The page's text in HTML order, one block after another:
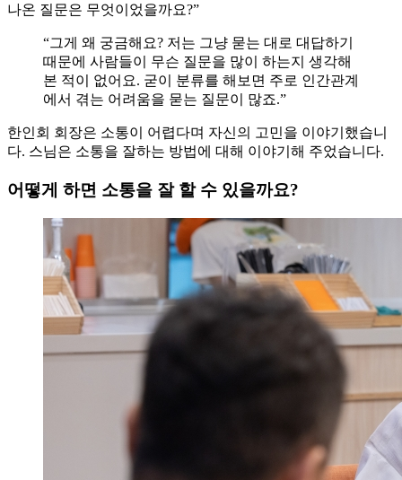
나온 질문은 무엇이었을까요?”
“그게 왜 궁금해요? 저는 그냥 묻는 대로 대답하기
때문에 사람들이 무슨 질문을 많이 하는지 생각해
본 적이 없어요. 굳이 분류를 해보면 주로 인간관계
에서 겪는 어려움을 묻는 질문이 많죠.”
한인회 회장은 소통이 어렵다며 자신의 고민을 이야기했습니
다. 스님은 소통을 잘하는 방법에 대해 이야기해 주었습니다.
어떻게 하면 소통을 잘 할 수 있을까요?